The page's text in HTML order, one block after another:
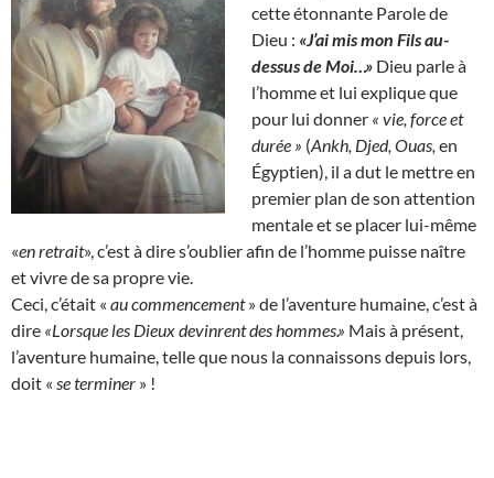
cette étonnante Parole de
Dieu : «J’ai mis mon Fils au-
dessus de Moi…» Dieu parle à
l’homme et lui explique que
pour lui donner « vie, force et
durée » (Ankh, Djed, Ouas, en
Égyptien), il a dut le mettre en
premier plan de son attention
mentale et se placer lui-même
«en retrait», c’est à dire s’oublier afin de l’homme puisse naître
et vivre de sa propre vie.
Ceci, c’était « au commencement» de l’aventure humaine, c’est à
dire «Lorsque les Dieux devinrent des hommes.» Mais à présent,
l’aventure humaine, telle que nous la connaissons depuis lors,
doit « se terminer » !